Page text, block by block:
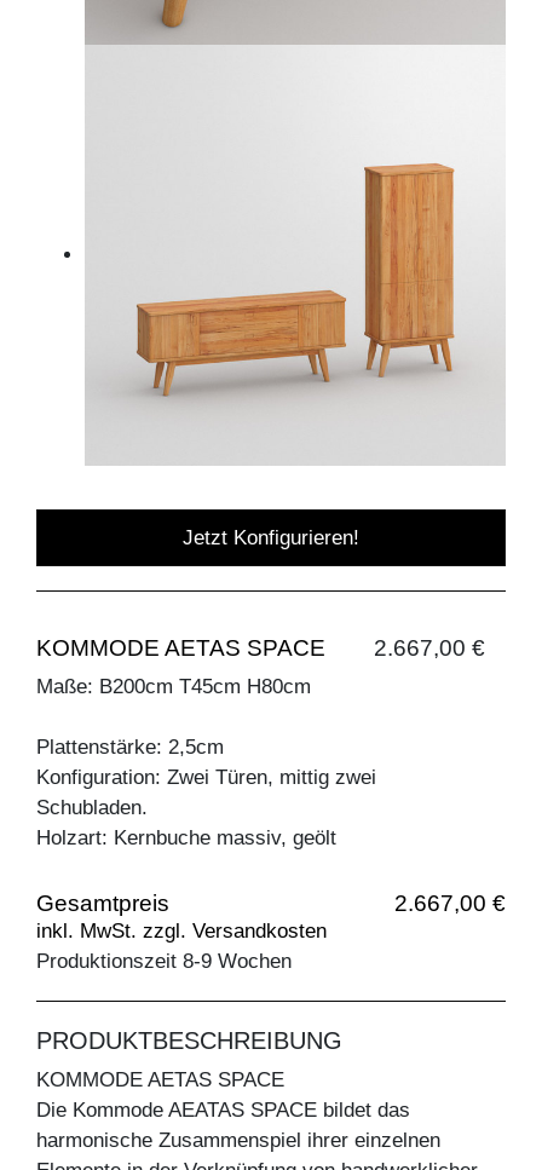
Jetzt Konfigurieren!
KOMMODE AETAS SPACE 2.667,00 €
Maße: B200cm T45cm H80cm
Plattenstärke: 2,5cm
Konfiguration: Zwei Türen, mittig zwei
Schubladen.
Holzart: Kernbuche massiv, geölt
Gesamtpreis 2.667,00 €
inkl. MwSt. zzgl. Versandkosten
Produktionszeit 8-9 Wochen
PRODUKTBESCHREIBUNG
KOMMODE AETAS SPACE
Die Kommode AEATAS SPACE bildet das
harmonische Zusammenspiel ihrer einzelnen